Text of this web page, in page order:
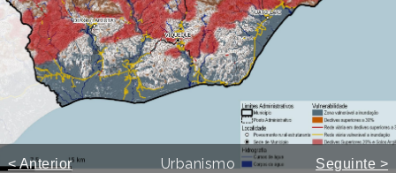
< Anterior Seguinte >
Urbanismo